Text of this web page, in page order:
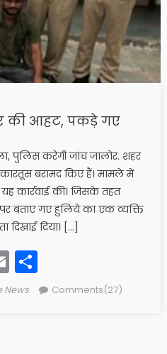
की आहट, पकड़े गए
पुलिस करेगी जांच जालोर. शहर
बरामद किए हैं। मामले में
कार्रवाई की। जिसके तहत
पर बताए गए हुलिये का एक व्यक्ति
दिखाई दिया। […]
EmailShare
News Comments(27)